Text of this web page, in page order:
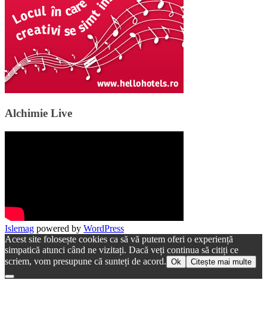
Alchimie Live
Islemag powered by WordPress
Acest site folosește cookies ca să vă putem oferi o experiență
simpatică atunci când ne vizitați. Dacă veți continua să citiți ce
scriem, vom presupune că sunteți de acord. Ok Citește mai multe